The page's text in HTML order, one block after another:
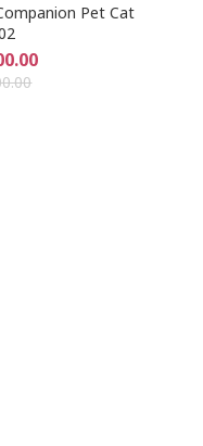
Pet Cat